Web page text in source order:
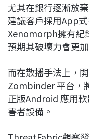
尤其在銀行逐漸放
建議客戶採用App
Xenomorph擁有紀
預期其破壞力會更
而在散播手法上，
Zombinder 平台，
正版Android 應用
害者設備。